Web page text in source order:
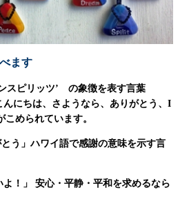
ます
スピリッツ’ の象徴を表す言葉
んにちは、さようなら、ありがとう、I
められています。
う」ハワイ語で感謝の意味を示す言
よ！」 安心・平静・平和を求めるなら